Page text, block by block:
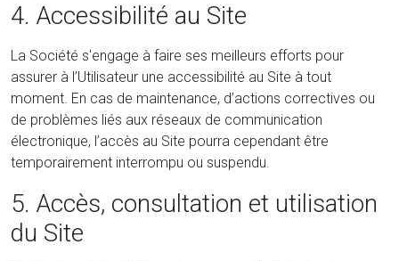
4. Accessibilité au Site
La Société s'engage à faire ses meilleurs efforts pour
assurer à l’Utilisateur une accessibilité au Site à tout
moment. En cas de maintenance, d’actions correctives ou
de problèmes liés aux réseaux de communication
électronique, l’accès au Site pourra cependant être
temporairement interrompu ou suspendu.
5. Accès, consultation et utilisation
du Site